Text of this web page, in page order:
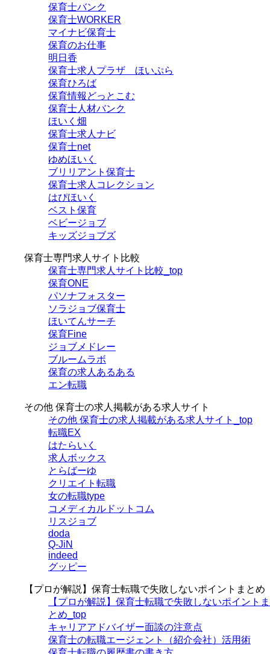
保育士バンク
保育士WORKER
マイナビ保育士
保育のお仕事
明日香
保育士求人プラザ ほいぷら
保育ひろば
保育情報どっとこむ
保育士人材バンク
ほいく畑
保育士求人ナビ
保育士net
ゆめほいく
ブリリアント保育士
保育士求人コレクション
はぴほいく
ベスト保育
ベビージョブ
キッズジョブズ
保育士専門求人サイト比較
保育士専門求人サイト比較_top
保育ONE
パソナフォスター
ソラジョブ保育士
ほいてんサーチ
保育Fine
ジョブメドレー
ブルームラボ
保育の求人あるある
エン転職
その他 保育士の求人掲載がある求人サイト
その他 保育士の求人掲載がある求人サイト_top
転職EX
はたらいく
求人ボックス
とらばーゆ
クリエイト転職
女の転職type
コメディカルドットコム
リスジョブ
doda
Q-JiN
indeed
グッピー
【プロが解説】保育士転職で失敗しないポイントまとめ
【プロが解説】保育士転職で失敗しないポイントま
とめ_top
キャリアアドバイザー面談の注意点
保育士の転職エージェント（紹介会社）活用術